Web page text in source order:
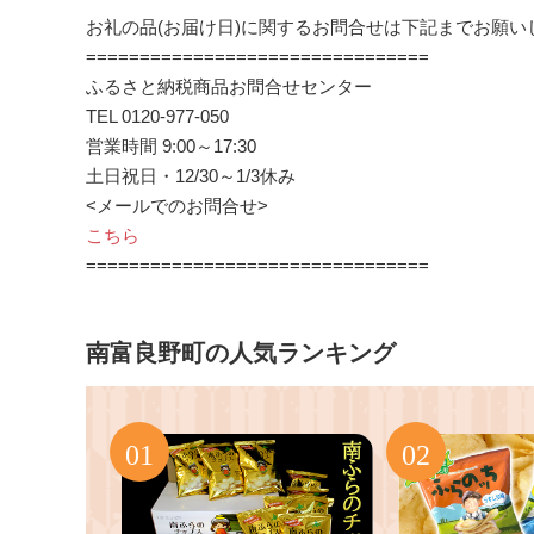
お礼の品(お届け日)に関するお問合せは下記までお願い
================================
ふるさと納税商品お問合せセンター
TEL 0120-977-050
営業時間 9:00～17:30
土日祝日・12/30～1/3休み
<メールでのお問合せ>
こちら
================================
南富良野町の人気ランキング